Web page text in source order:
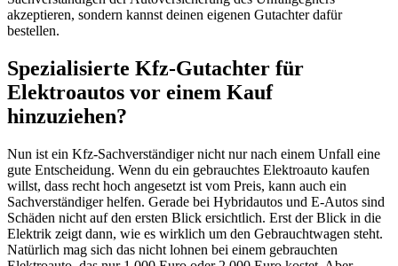
akzeptieren, sondern kannst deinen eigenen Gutachter dafür
bestellen.
Spezialisierte Kfz-Gutachter für
Elektroautos vor einem Kauf
hinzuziehen?
Nun ist ein Kfz-Sachverständiger nicht nur nach einem Unfall eine
gute Entscheidung. Wenn du ein gebrauchtes Elektroauto kaufen
willst, dass recht hoch angesetzt ist vom Preis, kann auch ein
Sachverständiger helfen. Gerade bei Hybridautos und E-Autos sind
Schäden nicht auf den ersten Blick ersichtlich. Erst der Blick in die
Elektrik zeigt dann, wie es wirklich um den Gebrauchtwagen steht.
Natürlich mag sich das nicht lohnen bei einem gebrauchten